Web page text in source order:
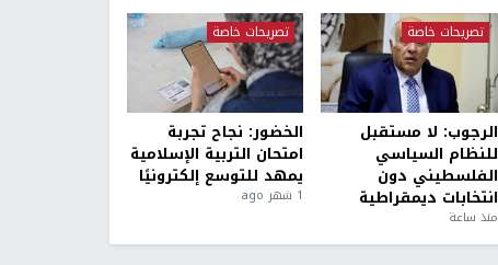
تصريحات خاصة
الرجوب: لا مستقبل
للنظام السياسي
الفلسطيني دون
انتخابات ديمقراطية
منذ ساعة
تصريحات خاصة
الخضور: نجاح تجربة
امتحان التربية الإسلامية
يمهد للتوسع إلكترونيًا
1 شهر ago